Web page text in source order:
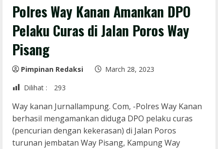
Polres Way Kanan Amankan DPO
Pelaku Curas di Jalan Poros Way
Pisang
Pimpinan Redaksi
March 28, 2023
Dilihat :
293
Way kanan Jurnallampung. Com, -Polres Way Kanan
berhasil mengamankan diduga DPO pelaku curas
(pencurian dengan kekerasan) di Jalan Poros
turunan jembatan Way Pisang, Kampung Way